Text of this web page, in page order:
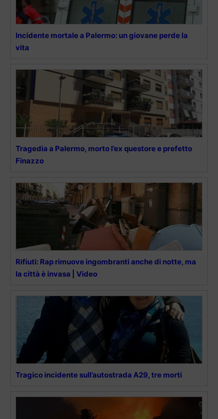
Incidente mortale a Palermo: un giovane perde la
vita
Tragedia a Palermo, morto l’ex questore e prefetto
Finazzo
Rifiuti: Rap rimuove ingombranti anche di notte, ma
la città è invasa | Video
Tragico incidente sull’autostrada A29, tre morti